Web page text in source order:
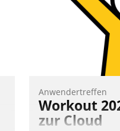
Andreas Lerchner
Anwendertreffen
Workout
zur Cloud